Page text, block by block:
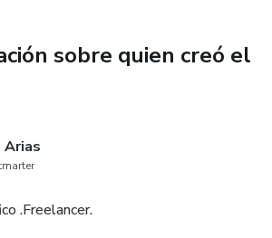
sobre quien creó el
Arias
.Freelancer.